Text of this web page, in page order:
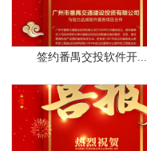
签约番禺交投软件开...